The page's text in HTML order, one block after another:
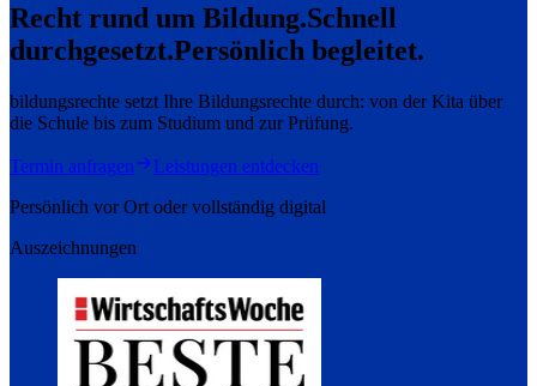
Recht rund um Bildung.Schnell
durchgesetzt.Persönlich begleitet.
bildungsrechte setzt Ihre Bildungsrechte durch: von der Kita über
die Schule bis zum Studium und zur Prüfung.
Termin anfragen
Leistungen entdecken
Persönlich vor Ort oder vollständig digital
Auszeichnungen